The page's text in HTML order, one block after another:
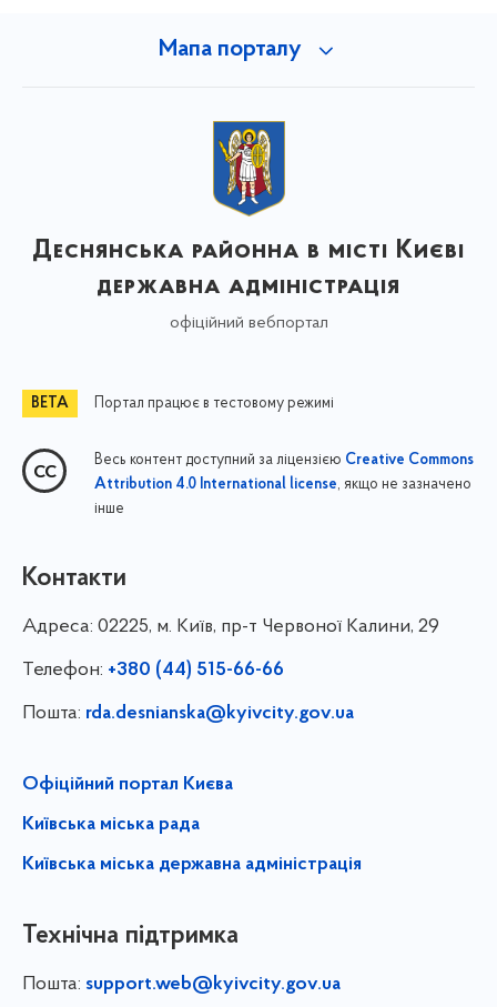
Мапа порталу
Деснянська районна в місті Києві
державна адміністрація
офіційний вебпортал
Портал працює в тестовому режимі
Весь контент доступний за ліцензією Creative Commons
Attribution 4.0 International license, якщо не зазначено
інше
Контакти
Адреса: 02225, м. Київ, пр-т Червоної Калини, 29
Телефон: +380 (44) 515-66-66
Пошта: rda.desnianska@kyivcity.gov.ua
Офіційний портал Києва
Київська міська рада
Київська міська державна адміністрація
Технічна підтримка
Пошта: support.web@kyivcity.gov.ua